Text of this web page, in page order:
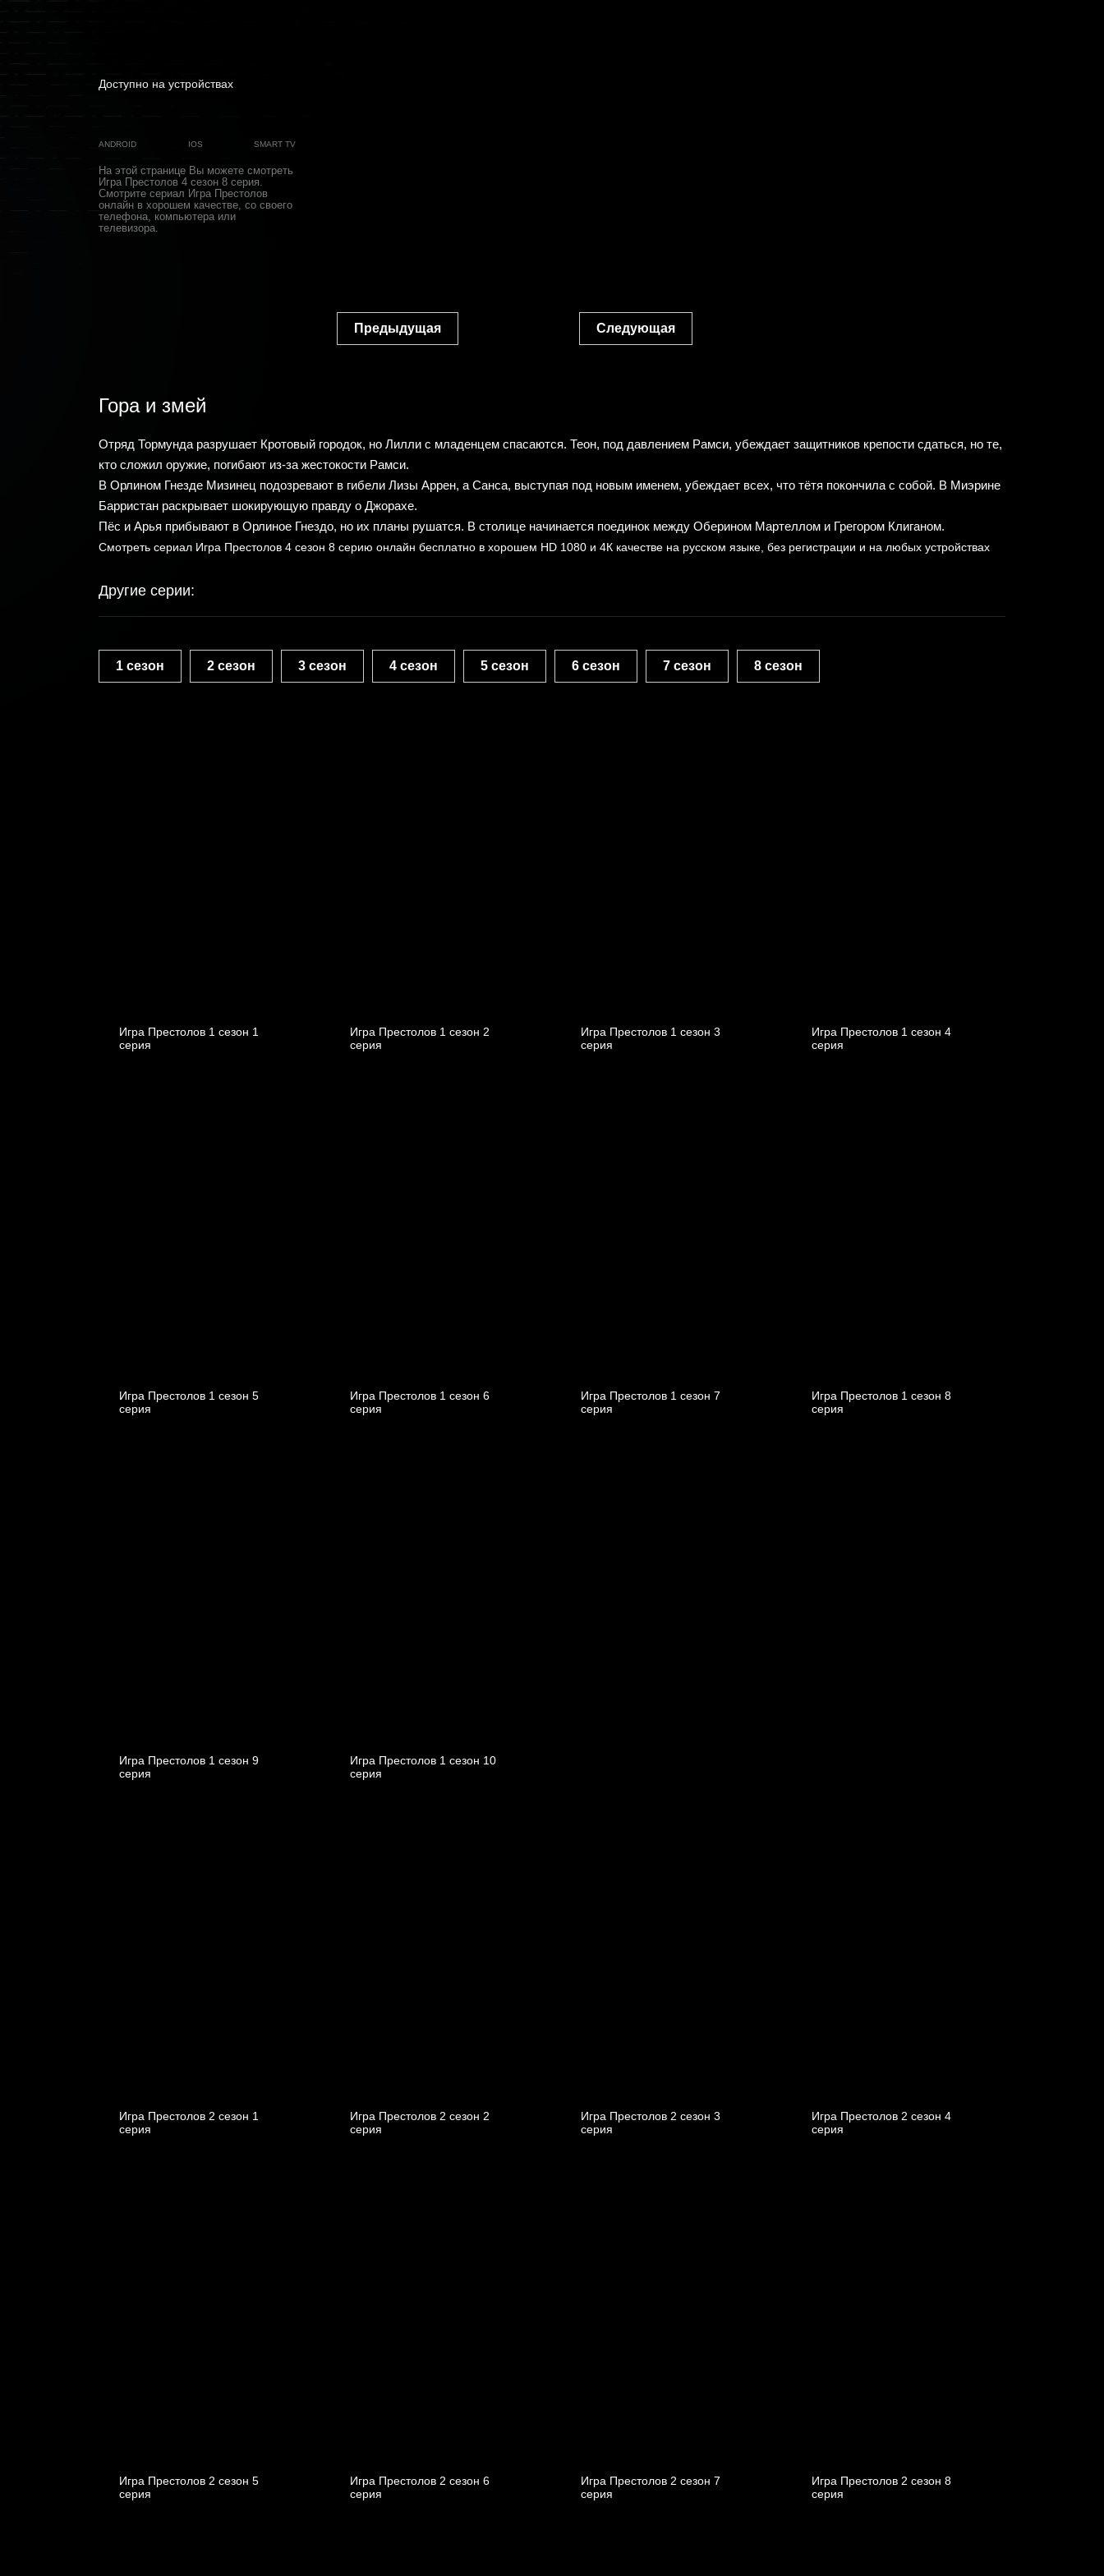
Доступно на устройствах
ANDROID IOS SMART TV
На этой странице Вы можете смотреть
Игра Престолов 4 cезон 8 cерия.
Смотрите сериал Игра Престолов
онлайн в хорошем качестве, со своего
телефона, компьютера или
телевизора.
Предыдущая Следующая
Гора и змей
Отряд Тормунда разрушает Кротовый городок, но Лилли с младенцем спасаются. Теон, под давлением Рамси, убеждает защитников крепости сдаться, но те,
кто сложил оружие, погибают из-за жестокости Рамси.
В Орлином Гнезде Мизинец подозревают в гибели Лизы Аррен, а Санса, выступая под новым именем, убеждает всех, что тётя покончила с собой. В Миэрине
Барристан раскрывает шокирующую правду о Джорахе.
Пёс и Арья прибывают в Орлиное Гнездо, но их планы рушатся. В столице начинается поединок между Оберином Мартеллом и Грегором Клиганом.
Смотреть сериал Игра Престолов 4 сезон 8 серию онлайн бесплатно в хорошем HD 1080 и 4К качестве на русском языке, без регистрации и на любых устройствах
Другие серии:
1 сезон 2 сезон 3 сезон 4 сезон 5 сезон 6 сезон 7 сезон 8 сезон
Игра Престолов 1 cезон 1
cерия
Игра Престолов 1 cезон 2
cерия
Игра Престолов 1 cезон 3
cерия
Игра Престолов 1 cезон 4
cерия
Игра Престолов 1 cезон 5
cерия
Игра Престолов 1 cезон 6
cерия
Игра Престолов 1 cезон 7
cерия
Игра Престолов 1 cезон 8
cерия
Игра Престолов 1 cезон 9
cерия
Игра Престолов 1 cезон 10
cерия
Игра Престолов 2 cезон 1
cерия
Игра Престолов 2 cезон 2
cерия
Игра Престолов 2 cезон 3
cерия
Игра Престолов 2 cезон 4
cерия
Игра Престолов 2 cезон 5
cерия
Игра Престолов 2 cезон 6
cерия
Игра Престолов 2 cезон 7
cерия
Игра Престолов 2 cезон 8
cерия